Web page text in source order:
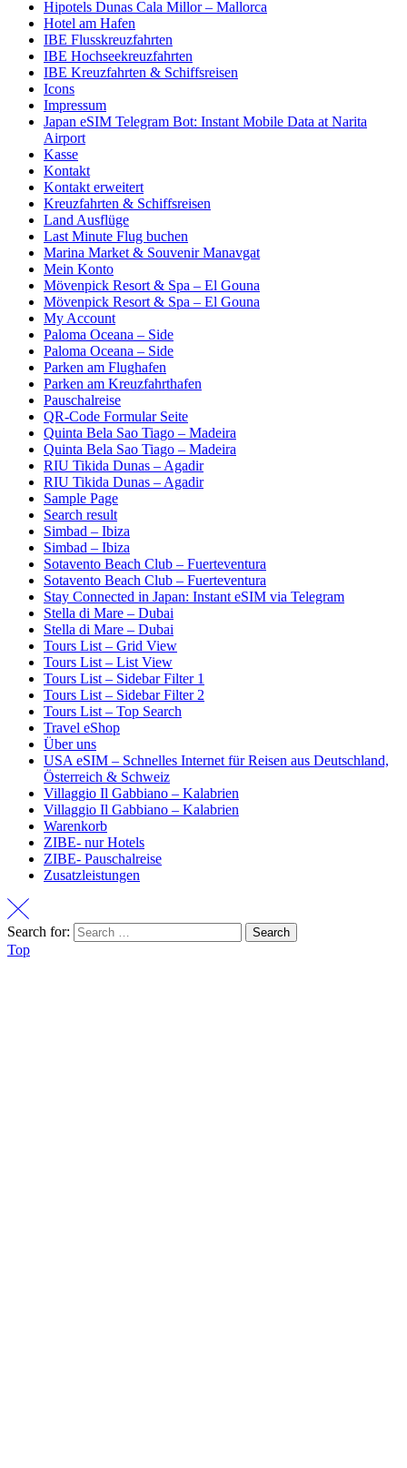
Hipotels Dunas Cala Millor – Mallorca
Hotel am Hafen
IBE Flusskreuzfahrten
IBE Hochseekreuzfahrten
IBE Kreuzfahrten & Schiffsreisen
Icons
Impressum
Japan eSIM Telegram Bot: Instant Mobile Data at Narita
Airport
Kasse
Kontakt
Kontakt erweitert
Kreuzfahrten & Schiffsreisen
Land Ausflüge
Last Minute Flug buchen
Marina Market & Souvenir Manavgat
Mein Konto
Mövenpick Resort & Spa – El Gouna
Mövenpick Resort & Spa – El Gouna
My Account
Paloma Oceana – Side
Paloma Oceana – Side
Parken am Flughafen
Parken am Kreuzfahrthafen
Pauschalreise
QR-Code Formular Seite
Quinta Bela Sao Tiago – Madeira
Quinta Bela Sao Tiago – Madeira
RIU Tikida Dunas – Agadir
RIU Tikida Dunas – Agadir
Sample Page
Search result
Simbad – Ibiza
Simbad – Ibiza
Sotavento Beach Club – Fuerteventura
Sotavento Beach Club – Fuerteventura
Stay Connected in Japan: Instant eSIM via Telegram
Stella di Mare – Dubai
Stella di Mare – Dubai
Tours List – Grid View
Tours List – List View
Tours List – Sidebar Filter 1
Tours List – Sidebar Filter 2
Tours List – Top Search
Travel eShop
Über uns
USA eSIM – Schnelles Internet für Reisen aus Deutschland,
Österreich & Schweiz
Villaggio Il Gabbiano – Kalabrien
Villaggio Il Gabbiano – Kalabrien
Warenkorb
ZIBE- nur Hotels
ZIBE- Pauschalreise
Zusatzleistungen
Search for: Search
Top